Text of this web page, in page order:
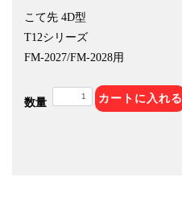
こて先 4D型
T12シリーズ
FM-2027/FM-2028用
数量 カートに入れる